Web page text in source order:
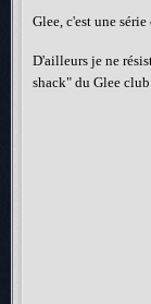
Glee, c'est une
D'ailleurs je ne
shack" du Glee club